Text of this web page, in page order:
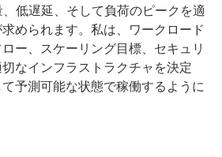
低遅延、そして負荷のピークを適
められます。私は、ワークロード
ー、スケーリング目標、セキュリ
なインフラストラクチャを決定
予測可能な状態で稼働するように